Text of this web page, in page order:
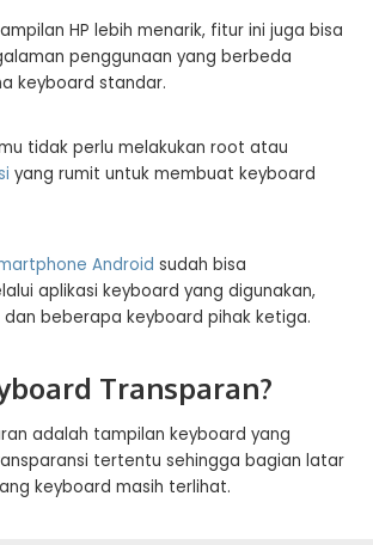
HP lebih menarik, fitur ini juga bisa
penggunaan yang berbeda
keyboard standar.
tidak perlu melakukan root atau
yang rumit untuk membuat keyboard
Android sudah bisa
aplikasi keyboard yang digunakan,
beberapa keyboard pihak ketiga.
Transparan?
adalah tampilan keyboard yang
tertentu sehingga bagian latar
keyboard masih terlihat.